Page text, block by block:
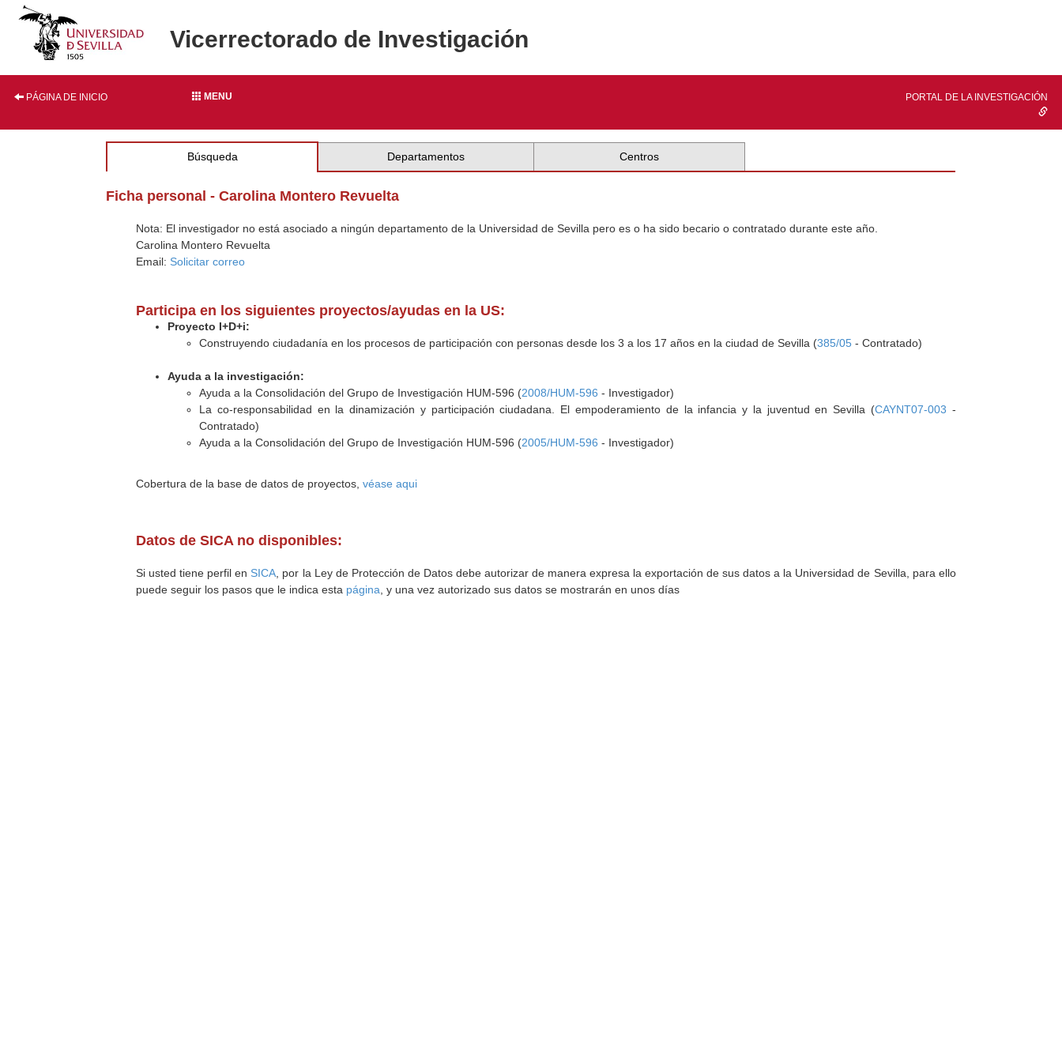
Vicerrectorado de Investigación
PÁGINA DE INICIO MENU PORTAL DE LA INVESTIGACIÓN
Búsqueda Departamentos Centros
Ficha personal - Carolina Montero Revuelta
Nota: El investigador no está asociado a ningún departamento de la Universidad de Sevilla pero es o ha sido becario o contratado durante este año.
Carolina Montero Revuelta
Email: Solicitar correo
Participa en los siguientes proyectos/ayudas en la US:
Proyecto I+D+i:
Construyendo ciudadanía en los procesos de participación con personas desde los 3 a los 17 años en la ciudad de Sevilla (385/05 - Contratado)
Ayuda a la investigación:
Ayuda a la Consolidación del Grupo de Investigación HUM-596 (2008/HUM-596 - Investigador)
La co-responsabilidad en la dinamización y participación ciudadana. El empoderamiento de la infancia y la juventud en Sevilla (CAYNT07-003 -
Contratado)
Ayuda a la Consolidación del Grupo de Investigación HUM-596 (2005/HUM-596 - Investigador)
Cobertura de la base de datos de proyectos,véase aqui
Datos de SICA no disponibles:
Si usted tiene perfil en SICA , por la Ley de Protección de Datos debe autorizar de manera expresa la exportación de sus datos a la Universidad de Sevilla, para ello
puede seguir los pasos que le indica esta página , y una vez autorizado sus datos se mostrarán en unos días